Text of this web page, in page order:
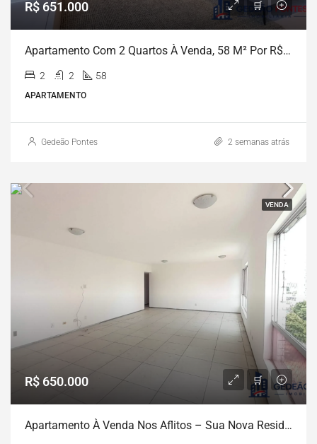
R$ 651.000
Apartamento Com 2 Quartos À Venda, 58 M² Por R$ 651.000 – Madalena – Recife/PE
2 2 58
APARTAMENTO
Gedeão Pontes 2 semanas atrás
VENDA
R$ 650.000
Apartamento À Venda Nos Aflitos – Sua Nova Residência De Elegância E Conforto!